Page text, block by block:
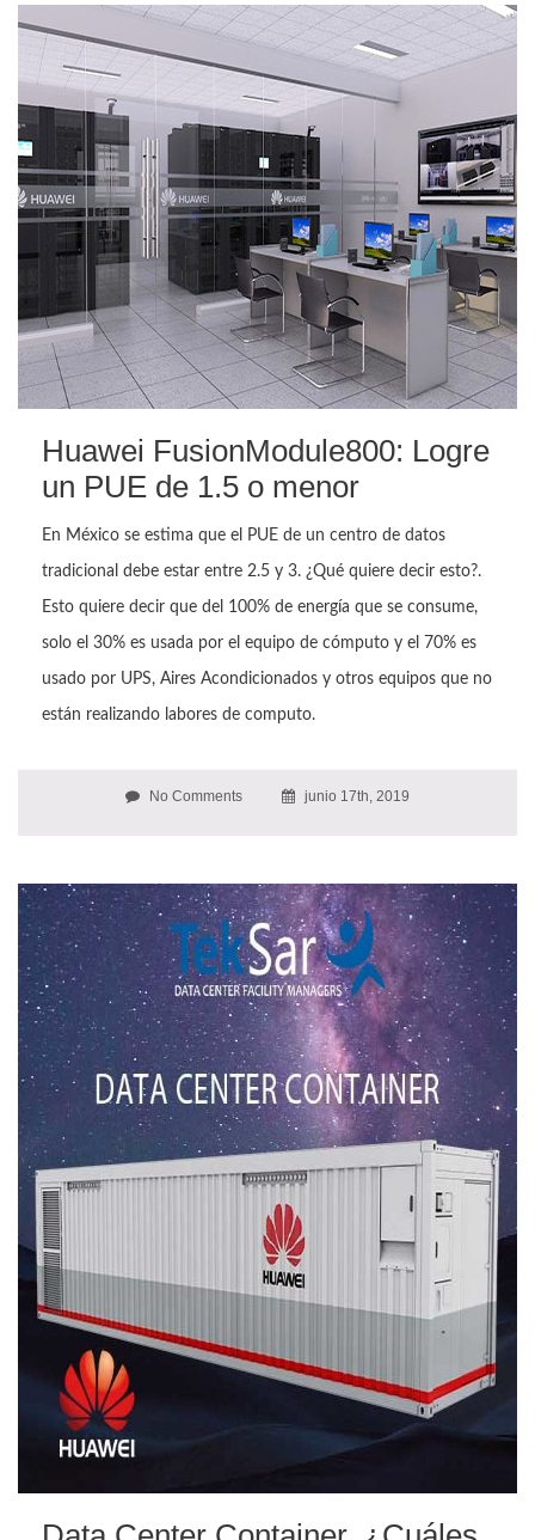
Huawei FusionModule800: Logre
un PUE de 1.5 o menor
En México se estima que el PUE de un centro de datos
tradicional debe estar entre 2.5 y 3. ¿Qué quiere decir esto?.
Esto quiere decir que del 100% de energía que se consume,
solo el 30% es usada por el equipo de cómputo y el 70% es
usado por UPS, Aires Acondicionados y otros equipos que no
están realizando labores de computo.
No Comments junio 17th, 2019